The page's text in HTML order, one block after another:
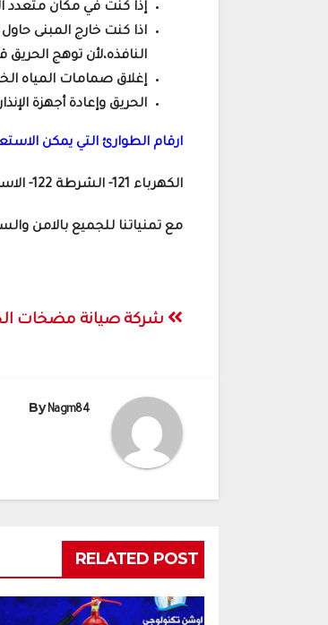
إذا كنت في مكان متعدد
اذا كنت خارج المبنى
النافذه،لأن توهج الحريق
إغلاق صمامات المياه
الحريق وإعادة أجهزة
ارقام الطوارئ التي يمكن
الكهرباء 121- الشرطة 122- الاسعاف 123- المطافئ 180
مع تمنياتنا للجميع بالامن
تصفّح
شركة صيانة مضخات
ByNagm84
RELATED POST